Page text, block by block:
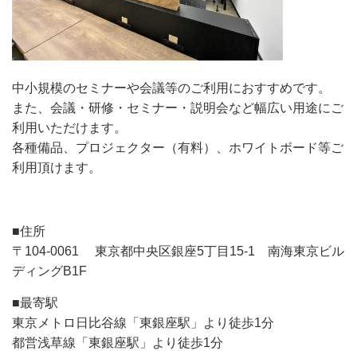
中小規模のセミナーや会議等のご利用におすすめです。
また、会議・研修・セミナー・説明会など幅広い用途にご
利用いただけます。
各種備品、プロジェクター（有料）、ホワイトボード等ご
利用頂けます。
■住所
〒104-0061 東京都中央区銀座5丁目15-1 南海東京ビル
ディングB1F
■最寄駅
東京メトロ日比谷線「東銀座駅」より徒歩1分
都営浅草線「東銀座駅」より徒歩1分